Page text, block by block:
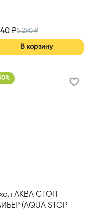
S 1400*2000
₽5 290₽
В корзину
%
АКВА СТОП
(AQUA STOP
1800*2000